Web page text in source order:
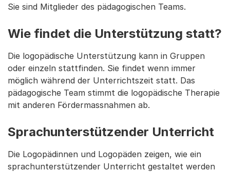
Sie sind Mitglieder des pädagogischen Teams.
Wie findet die Unterstützung statt?
Die logopädische Unterstützung kann in Gruppen
oder einzeln stattfinden. Sie findet wenn immer
möglich während der Unterrichtszeit statt. Das
pädagogische Team stimmt die logopädische Therapie
mit anderen Fördermassnahmen ab.
Sprachunterstützender Unterricht
Die Logopädinnen und Logopäden zeigen, wie ein
sprachunterstützender Unterricht gestaltet werden